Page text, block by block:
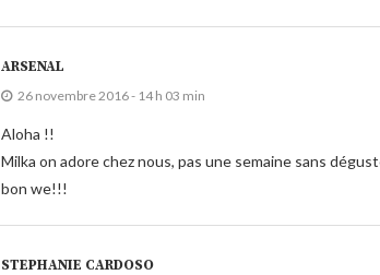
ARSENAL
26 novembre 2016 - 14 h 03 min
Aloha !!
Milka on adore chez nous, pas une semaine sans
bon we!!!
STEPHANIE CARDOSO